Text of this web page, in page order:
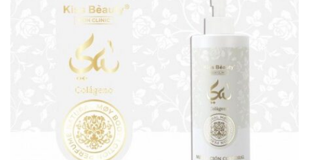
BOLSOS Y MONEDEROS